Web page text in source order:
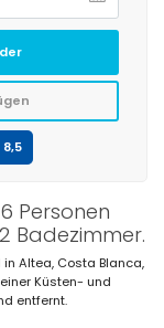
Personen
Badezimmer.
Altea, Costa Blanca,
Küsten- und
entfernt.
8,5